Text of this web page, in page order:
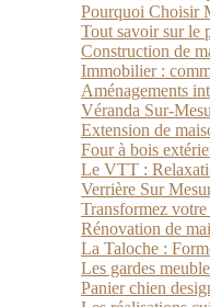
Pourquoi Choisir
Tout savoir sur le
Construction de
Immobilier :
Aménagements
Véranda Sur-
Extension de
Four à bois
Le VTT :
Verrière Sur
Transformez
Rénovation de
La Taloche :
Les gardes
Panier chien